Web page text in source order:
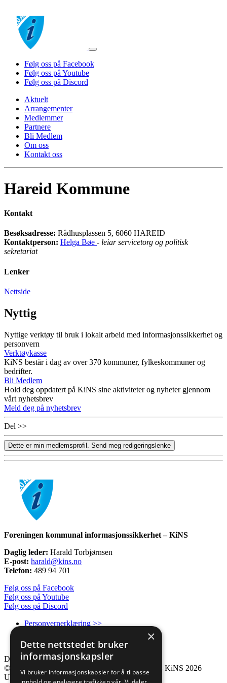
Følg oss på Facebook
Følg oss på Youtube
Følg oss på Discord
Aktuelt
Arrangementer
Medlemmer
Partnere
Bli Medlem
Om oss
Kontakt oss
Hareid Kommune
Kontakt
Besøksadresse: Rådhusplassen 5, 6060 HAREID
Kontaktperson: Helga Bøe - leiar servicetorg og politisk
sekretariat
Lenker
Nettside
Nyttig
Nyttige verktøy til bruk i lokalt arbeid med informasjonssikkerhet og
personvern
Verktøykasse
KiNS består i dag av over 370 kommuner, fylkeskommuner og
bedrifter.
Bli Medlem
Hold deg oppdatert på KiNS sine aktiviteter og nyheter gjennom
vårt nyhetsbrev
Meld deg på nyhetsbrev
Del >>
Dette er min medlemsprofil. Send meg redigeringslenke
Foreningen kommunal informasjonssikkerhet – KiNS
Daglig leder: Harald Torbjørnsen
E-post: harald@kins.no
Telefon: 489 94 701
Følg oss på Facebook
Følg oss på Youtube
Følg oss på Discord
Personvernerklæring >>
Kontakt oss >>
Del >>
© Foreningen kommunal informasjonssikkerhet – KiNS 2026
Utviklet avFrameworks AS
×
Dette nettstedet bruker
informasjonskapsler
Vi bruker informasjonskapsler for å tilpasse